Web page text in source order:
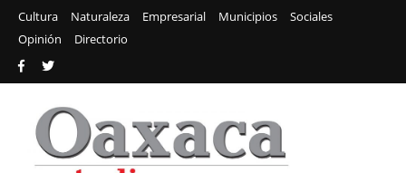
Cultura Naturaleza Empresarial Municipios
Sociales
Opinión
Directorio